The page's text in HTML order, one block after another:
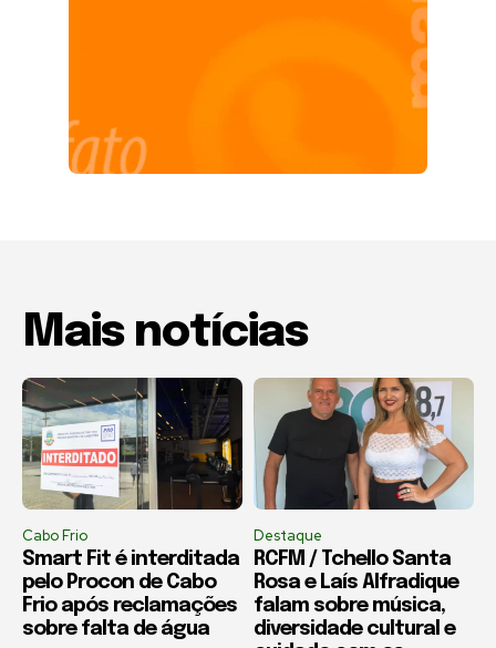
Mais notícias
Cabo Frio
Smart Fit é interditada
pelo Procon de Cabo
Frio após reclamações
sobre falta de água
Destaque
RCFM / Tchello Santa
Rosa e Laís Alfradique
falam sobre música,
diversidade cultural e